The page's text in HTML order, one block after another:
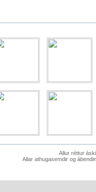
Allur réttur
Allar athugasemdir og